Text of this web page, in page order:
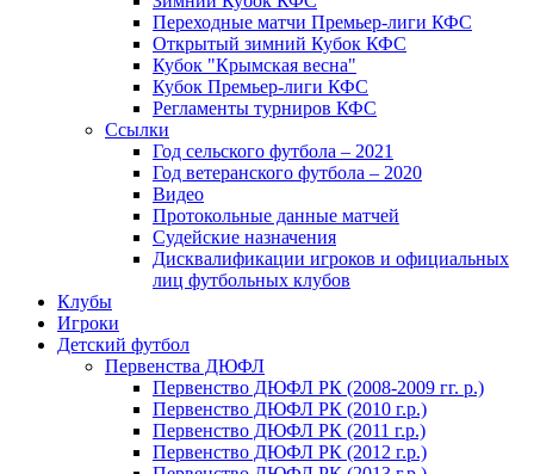
Переходные матчи Премьер-лиги КФС
Открытый зимний Кубок КФС
Кубок "Крымская весна"
Кубок Премьер-лиги КФС
Регламенты турниров КФС
Ссылки
Год сельского футбола – 2021
Год ветеранского футбола – 2020
Видео
Протокольные данные матчей
Судейские назначения
Дисквалификации игроков и официальных
лиц футбольных клубов
Клубы
Игроки
Детский футбол
Первенства ДЮФЛ
Первенство ДЮФЛ РК (2008-2009 гг. р.)
Первенство ДЮФЛ РК (2010 г.р.)
Первенство ДЮФЛ РК (2011 г.р.)
Первенство ДЮФЛ РК (2012 г.р.)